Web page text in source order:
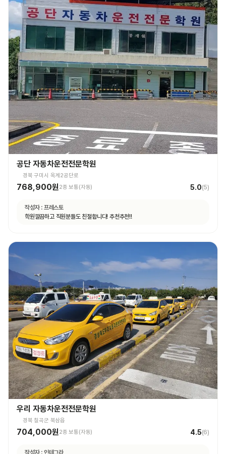
공단 자동차운전전문학원
경북 구미시 옥계2공단로
768,900원2종 보통(자동) 5.0(5)
작성자 : 프레스토
학원깔끔하고 직원분들도 친절합니다! 추천추천!!
우리 자동차운전전문학원
경북 칠곡군 북삼읍
704,000원 2종 보통(자동) 4.5(6)
작성자 : 인테그라